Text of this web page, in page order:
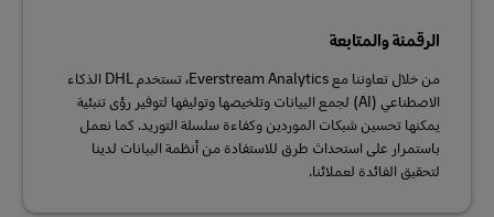
الرقمنة والمتابعة
من خلال تعاوننا مع Everstream Analytics، تستخدم DHL الذكاء
الاصطناعي (AI) لجمع البيانات وتلخيصها وتوليفها لتوفير رؤى تنبئية
يمكنها تحسين شبكات الموردين وكفاءة سلسلة التوريد. كما نعمل
باستمرار على استحداث طرق للاستفادة من أنظمة البيانات لدينا
لتحقيق الفائدة لعملائنا.